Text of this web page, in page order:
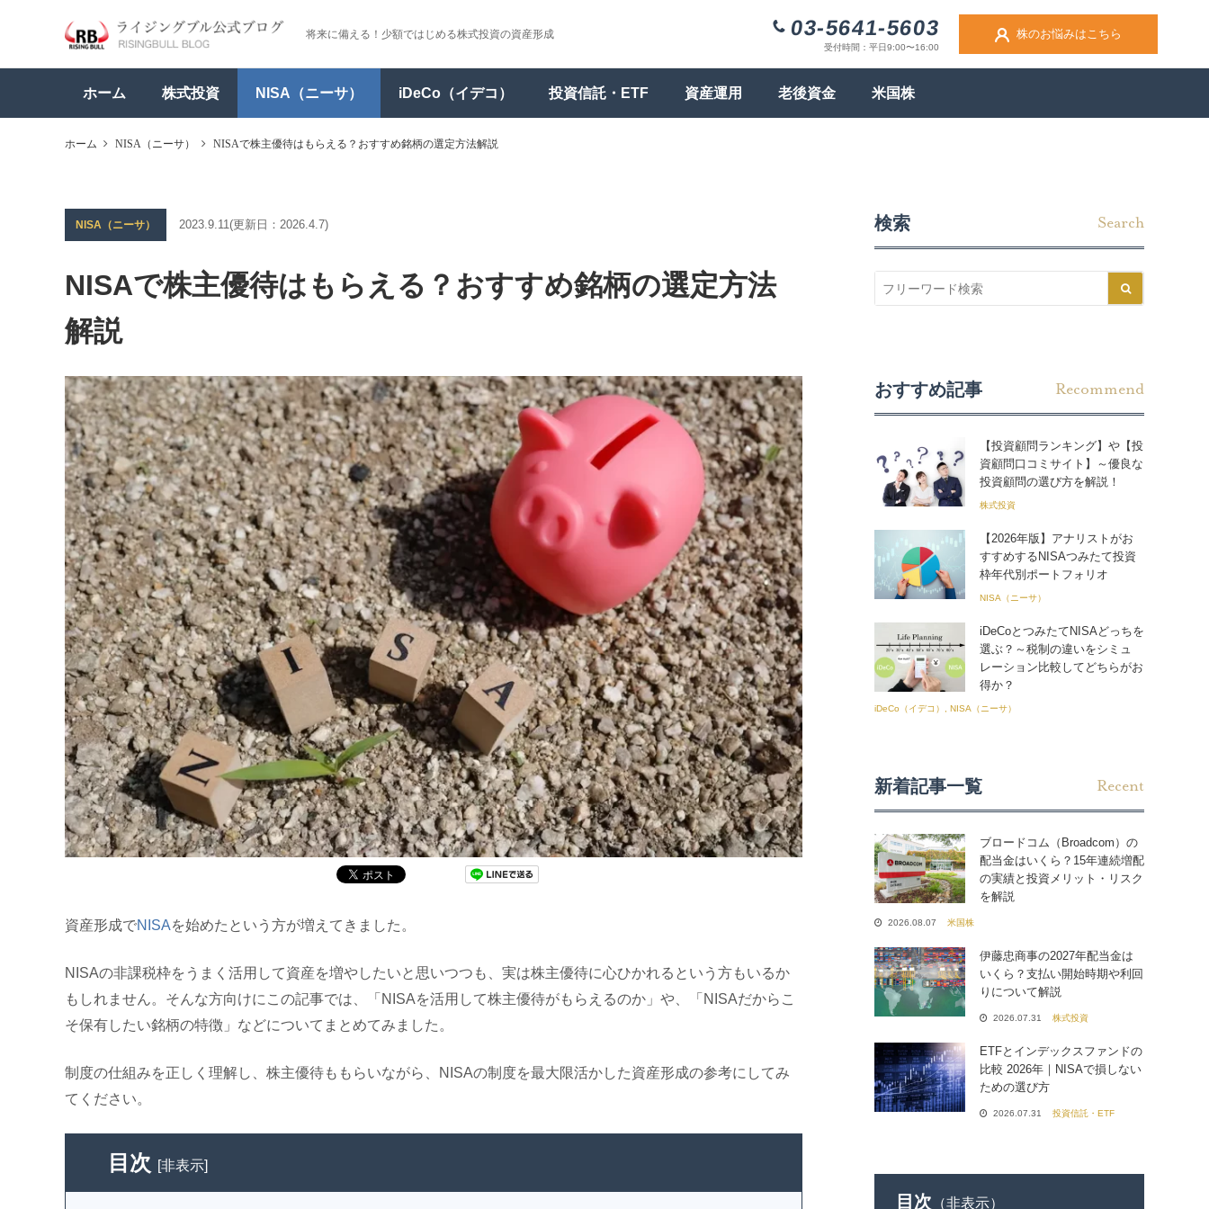
将来に備える！少額ではじめる株式投資の資産形成 03-5641-5603
受付時間：平日9:00〜16:00
株のお悩みはこちら
ホーム 株式投資 NISA（ニーサ） iDeCo（イデコ） 投資信託・ETF 資産運用 老後資金 米国株
ホーム NISA（ニーサ） NISAで株主優待はもらえる？おすすめ銘柄の選定方法解説
NISA（ニーサ） 2023.9.11(更新日： 2026.4.7)
NISAで株主優待はもらえる？おすすめ銘柄の選定方法
解説
資産形成でNISAを始めたという方が増えてきました。
NISAの非課税枠をうまく活用して資産を増やしたいと思いつつも、実は株主優待に心ひかれるという方もいるか
もしれません。そんな方向けにこの記事では、「NISAを活用して株主優待がもらえるのか」や、「NISAだからこ
そ保有したい銘柄の特徴」などについてまとめてみました。
制度の仕組みを正しく理解し、株主優待ももらいながら、NISAの制度を最大限活かした資産形成の参考にしてみ
てください。
目次 [非表示]
検索 Search
おすすめ記事 Recommend
【投資顧問ランキング】や【投
資顧問口コミサイト】～優良な
投資顧問の選び方を解説！
株式投資
【2026年版】アナリストがお
すすめするNISAつみたて投資
枠年代別ポートフォリオ
NISA（ニーサ）
iDeCoとつみたてNISAどっちを
選ぶ？～税制の違いをシミュ
レーション比較してどちらがお
得か？
iDeCo（イデコ）, NISA（ニーサ）
新着記事一覧 Recent
ブロードコム（Broadcom）の
配当金はいくら？15年連続増配
の実績と投資メリット・リスク
を解説
2026.08.07 米国株
伊藤忠商事の2027年配当金は
いくら？支払い開始時期や利回
りについて解説
2026.07.31 株式投資
ETFとインデックスファンドの
比較 2026年｜NISAで損しない
ための選び方
2026.07.31 投資信託・ETF
目次